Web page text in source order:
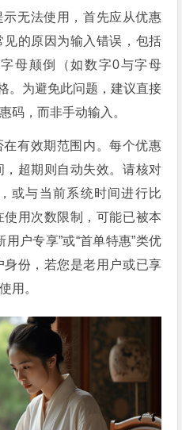
无法使用，首先应从优惠
的原因为输入错误，包括
母颠倒（如数字0与字母
。为避免此问题，建议直接
码，而非手动输入。
有效期范围内。每个优惠
超期则自动失效。请核对
或与当前系统时间进行比
用次数限制，可能已被本
户专享”或“首单特惠”类优
份，若您是老用户或已享
用。